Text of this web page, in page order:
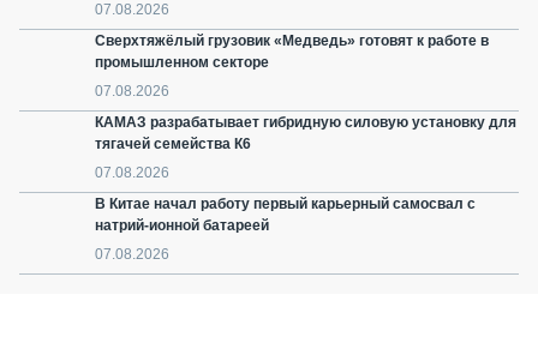
07.08.2026
Сверхтяжёлый грузовик «Медведь» готовят к работе в
промышленном секторе
07.08.2026
КАМАЗ разрабатывает гибридную силовую установку для
тягачей семейства К6
07.08.2026
В Китае начал работу первый карьерный самосвал с
натрий-ионной батареей
07.08.2026